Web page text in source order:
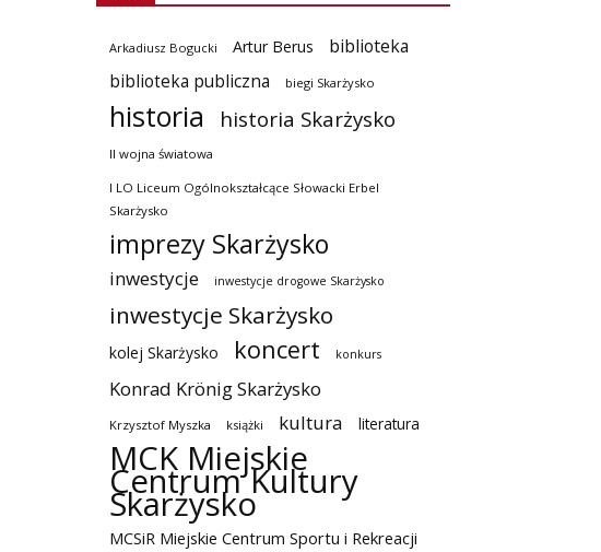
Arkadiusz Bogucki Artur Berus
biblioteka
biblioteka publiczna
biegi Skarżysko
historia historia Skarżysko
II wojna światowa
I LO Liceum Ogólnokształcące Słowacki Erbel
Skarżysko
imprezy Skarżysko
inwestycje inwestycje drogowe Skarżysko
inwestycje Skarżysko
kolej Skarżysko koncert konkurs
Konrad Krönig Skarżysko
Krzysztof Myszka książki kultura literatura
MCK Miejskie
Centrum Kultury
Skarżysko
MCSiR Miejskie Centrum Sportu i Rekreacji